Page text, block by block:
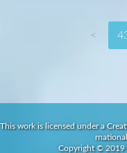
<
This work is licensed under a
Copyright © 2019